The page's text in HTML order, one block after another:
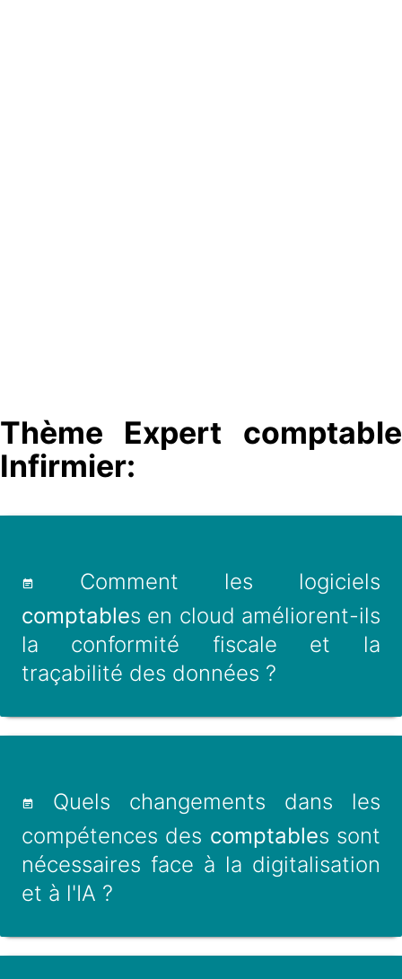
Thème Expert comptable
Infirmier:
Comment les logiciels
comptables en cloud améliorent-ils
la conformité fiscale et la
traçabilité des données ?
Quels changements dans les
compétences des comptables sont
nécessaires face à la digitalisation
et à l'IA ?